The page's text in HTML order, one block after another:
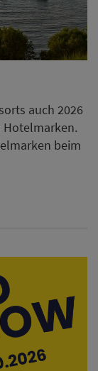
auch 2026
beim